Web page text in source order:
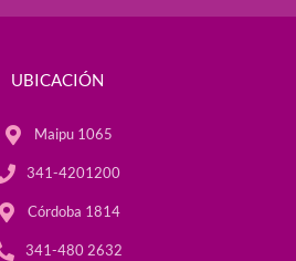
UBICACIÓN
Maipu 1065
341-4201200
Córdoba 1814
341-480 2632